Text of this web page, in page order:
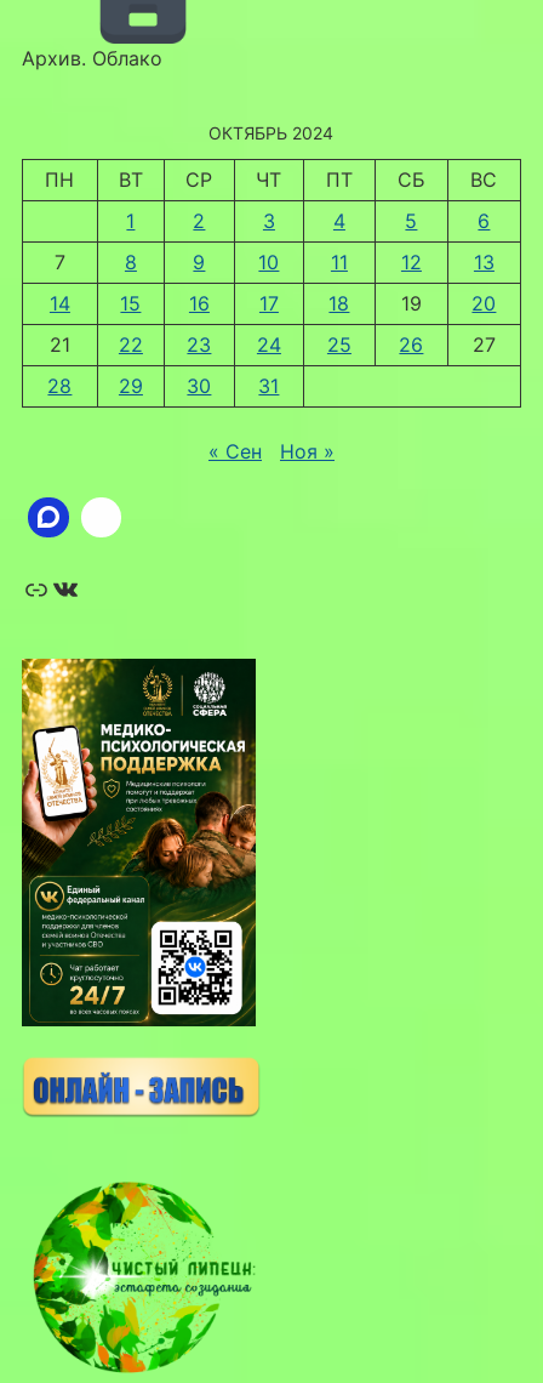
Архив. Облако
ОКТЯБРЬ 2024
ПН ВТ СР ЧТ ПТ СБ
ВС
1
2 3 4 5
6
7
8 9 10 11 12
13
14
15 16 17 18 19
20
21
22 23 24 25 26
27
28
29 30 31
« Сен Ноя »
Ссылка